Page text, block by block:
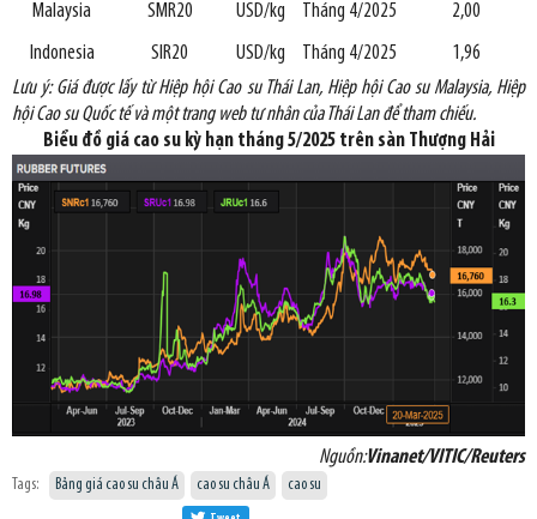
Malaysia
SMR20 USD/kg Tháng 4/2025 2,00
Indonesia SIR20 USD/kg Tháng 4/2025
1,96
Lưu ý: Giá được lấy từ Hiệp hội Caosu Thái Lan, Hiệp hội Cao su Malaysia, Hiệp
hội Cao su Quốc tế và một trang web tư nhân của Thái Lan để tham chiếu.
Biểu đồ giá cao su kỳ hạn tháng 5/2025 trên sàn Thượng Hải
Nguồn:Vinanet/VITIC/Reuters
Tags: Bảng giá cao su châu Á cao su châu Á cao su